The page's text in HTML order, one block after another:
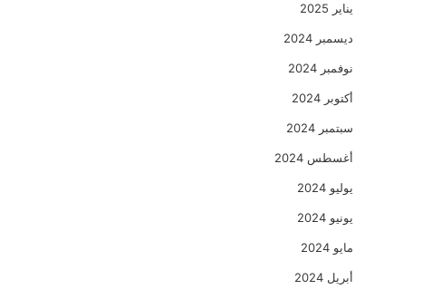
يناير 2025
ديسمبر 2024
نوفمبر 2024
أكتوبر 2024
سبتمبر 2024
أغسطس 2024
يوليو 2024
يونيو 2024
مايو 2024
أبريل 2024